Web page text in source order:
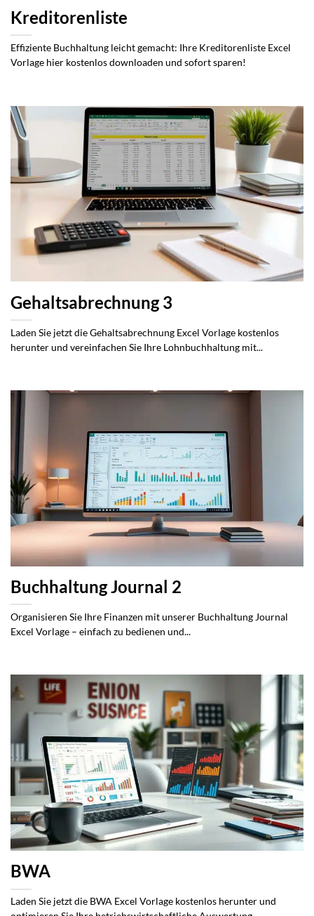
Kreditorenliste
Effiziente Buchhaltung leicht gemacht: Ihre Kreditorenliste Excel
Vorlage hier kostenlos downloaden und sofort sparen!
Gehaltsabrechnung 3
Laden Sie jetzt die Gehaltsabrechnung Excel Vorlage kostenlos
herunter und vereinfachen Sie Ihre Lohnbuchhaltung mit...
Buchhaltung Journal 2
Organisieren Sie Ihre Finanzen mit unserer Buchhaltung Journal
Excel Vorlage – einfach zu bedienen und...
BWA
Laden Sie jetzt die BWA Excel Vorlage kostenlos herunter und